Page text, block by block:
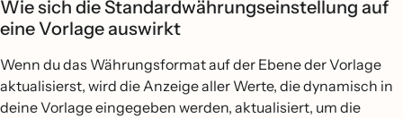
Wie sich die Standardwährungseinstellung auf
eine Vorlage auswirkt
Wenn du das Währungsformat auf der Ebene der Vorlage
aktualisierst, wird die Anzeige aller Werte, die dynamisch in
deine Vorlage eingegeben werden, aktualisiert, um die